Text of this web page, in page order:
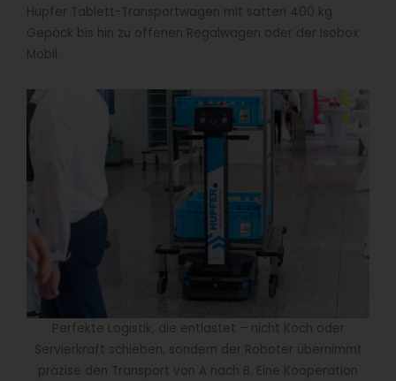
Hupfer Tablett-Transportwagen mit satten 400 kg
Gepäck bis hin zu offenen Regalwagen oder der Isobox
Mobil.
Perfekte Logistik, die entlastet – nicht Koch oder
Servierkraft schieben, sondern der Roboter übernimmt
präzise den Transport von A nach B. Eine Kooperation